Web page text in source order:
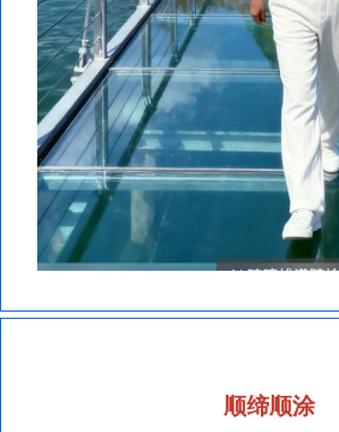
顺缔顺涂